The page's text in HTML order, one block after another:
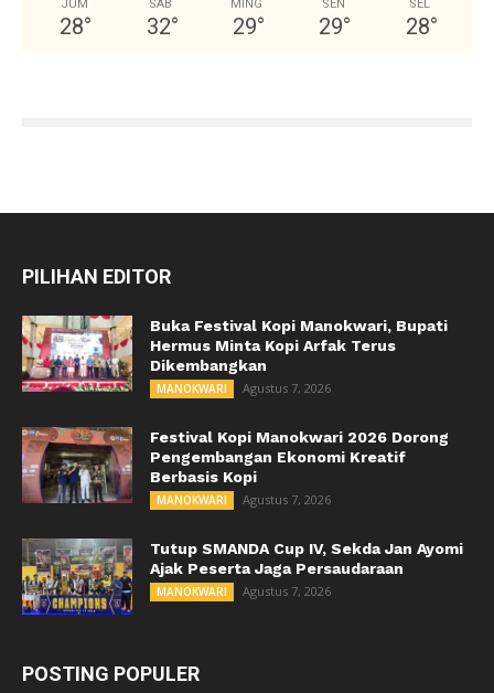
JUM
28°
SAB
32°
MING
29°
SEN
29°
SEL
28°
PILIHAN EDITOR
Buka Festival Kopi Manokwari, Bupati
Hermus Minta Kopi Arfak Terus
Dikembangkan
MANOKWARI Agustus 7, 2026
Festival Kopi Manokwari 2026 Dorong
Pengembangan Ekonomi Kreatif
Berbasis Kopi
MANOKWARI Agustus 7, 2026
Tutup SMANDA Cup IV, Sekda Jan Ayomi
Ajak Peserta Jaga Persaudaraan
MANOKWARI Agustus 7, 2026
POSTING POPULER